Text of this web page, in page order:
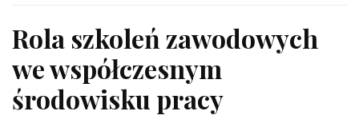
Rola szkoleń zawodowych
we współczesnym
środowisku pracy